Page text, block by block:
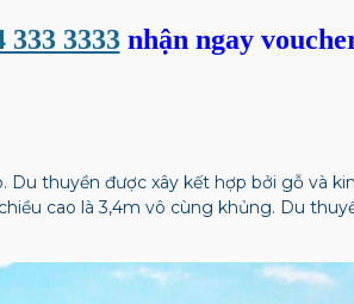
333 3333 nhận ngay
thuyền được xây kết hợp bởi gỗ và
cao là 3,4m vô cùng khủng. Du